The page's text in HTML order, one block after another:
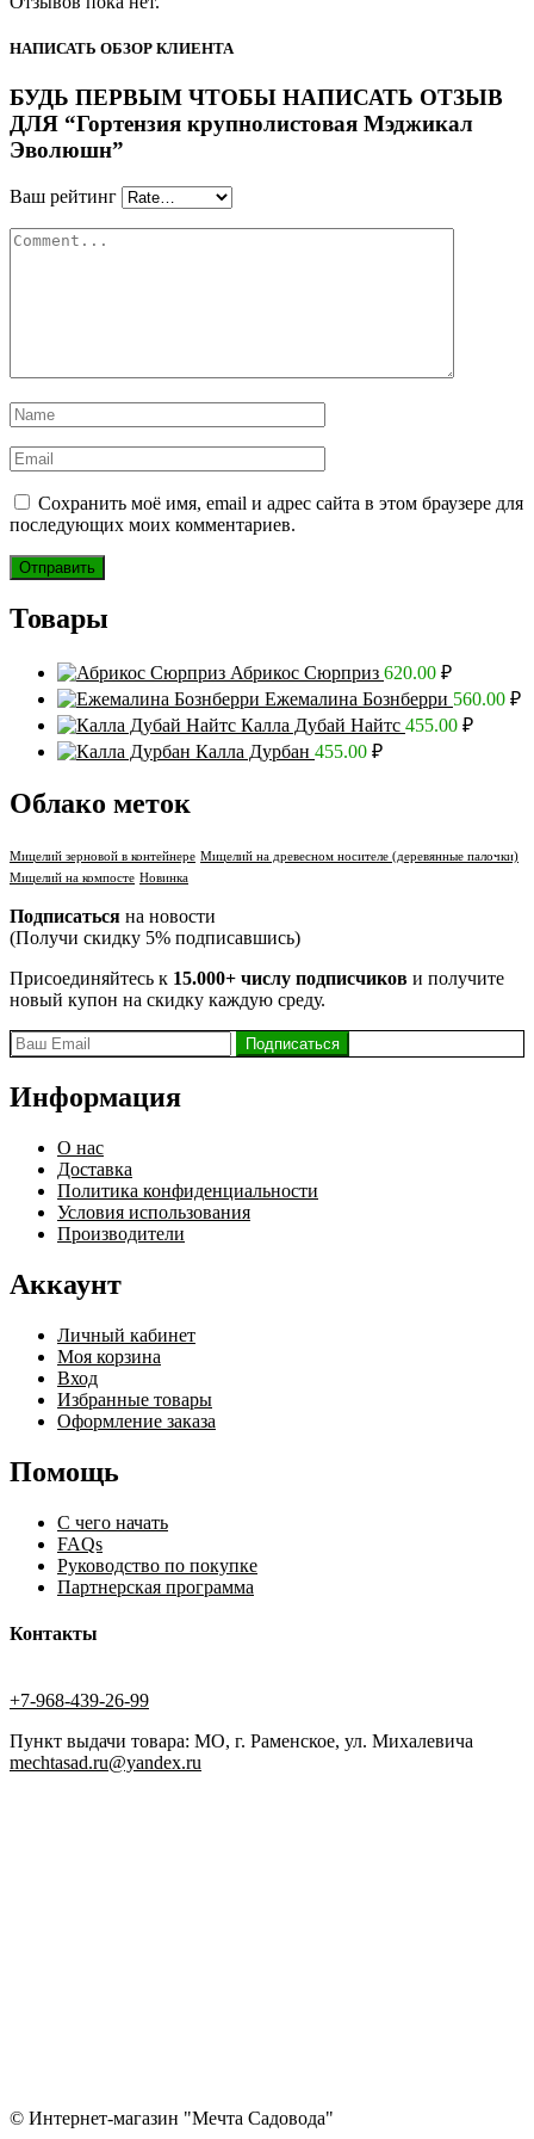
НАПИСАТЬ ОБЗОР КЛИЕНТА
БУДЬ ПЕРВЫМ ЧТОБЫ НАПИСАТЬ ОТЗЫВ
ДЛЯ “Гортензия крупнолистовая Мэджикал
Эволюшн”
Ваш рейтинг
Сохранить моё имя, email и адрес сайта в этом браузере для
последующих моих комментариев.
Товары
Абрикос Сюрприз 620.00 ₽
Ежемалина Бознберри 560.00 ₽
Калла Дубай Найтс 455.00 ₽
Калла Дурбан 455.00 ₽
Облако меток
Мицелий зерновой в контейнере Мицелий на древесном носителе (деревянные палочки)
Мицелий на компосте Новинка
Подписаться на новости
(Получи скидку 5% подписавшись)
Присоединяйтесь к 15.000+ числу подписчиков и получите
новый купон на скидку каждую среду.
Информация
О нас
Доставка
Политика конфиденциальности
Условия использования
Производители
Аккаунт
Личный кабинет
Моя корзина
Вход
Избранные товары
Оформление заказа
Помощь
С чего начать
FAQs
Руководство по покупке
Партнерская программа
Контакты
+7-968-439-26-99
Пункт выдачи товара: МО, г. Раменское, ул. Михалевича
mechtasad.ru@yandex.ru
© Интернет-магазин "Мечта Садовода"